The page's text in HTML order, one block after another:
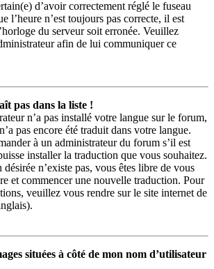
d’avoir correctement réglé le fuseau
l’heure n’est toujours pas correcte, il est
du serveur soit erronée. Veuillez
afin de lui communiquer ce
pas dans la liste !
n’a pas installé votre langue sur le forum,
pas encore été traduit dans votre langue.
à un administrateur du forum s’il est
installer la traduction que vous souhaitez.
n’existe pas, vous êtes libre de vous
et commencer une nouvelle traduction. Pour
veuillez vous rendre sur le site internet de
situées à côté de mon nom d’utilisateur